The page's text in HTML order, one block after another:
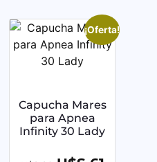
¡Oferta!
Capucha Mares
para Apnea
Infinity 30 Lady